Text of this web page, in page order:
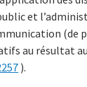
et
(de
au résultat
).